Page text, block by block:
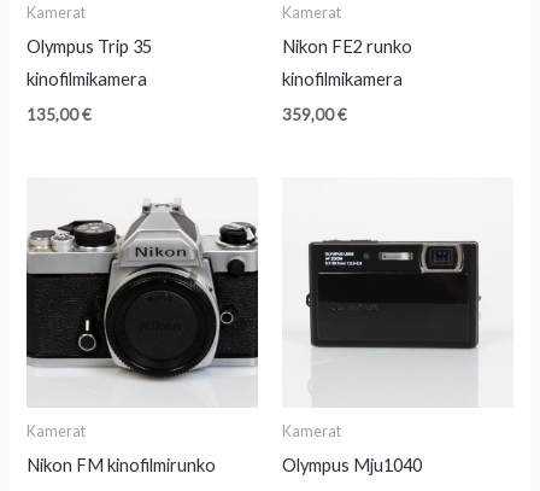
Kamerat
Olympus Trip 35
kinofilmikamera
135,00€
Kamerat
Nikon FE2 runko
kinofilmikamera
359,00€
Kamerat
Nikon FM kinofilmirunko
Kamerat
Olympus Mju1040